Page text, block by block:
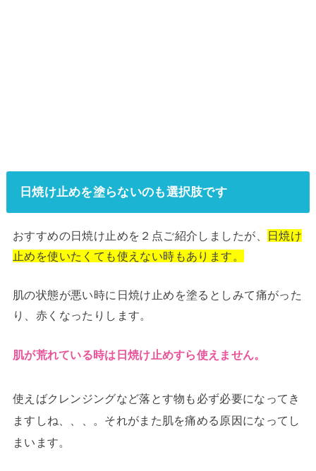
日焼け止めを塗らないのも選択肢です
おすすめの日焼け止めを２点ご紹介しましたが、
日焼け
止めを使いたくても使えない時もあります。
肌の状態が悪い時に日焼け止めを塗るとしみて痛がった
り、赤くなったりします。
肌が荒れている時は日焼け止めすら使えません。
使えばクレンジングなど落とす物も必ず必要になってき
ますしね、、、。それがまた肌を痛める原因になってし
まいます。